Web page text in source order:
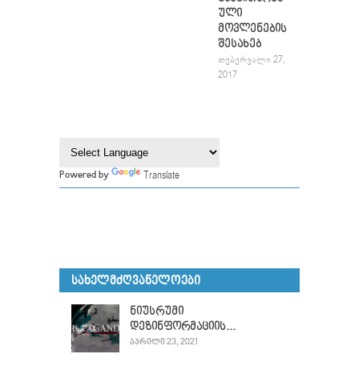
ული
მოვლენების
შესახებ
ᲗᲔᲑᲔᲠᲕᲐᲚᲘ 27,
2017
Powered by Translate
ᲡᲐᲮᲔᲚᲛᲫᲦᲕᲐᲜᲔᲚᲝᲔᲑᲘ
ნიუსრუმი
დეზინფორმაციის...
ᲐᲞᲠᲘᲚᲘ 23, 2021